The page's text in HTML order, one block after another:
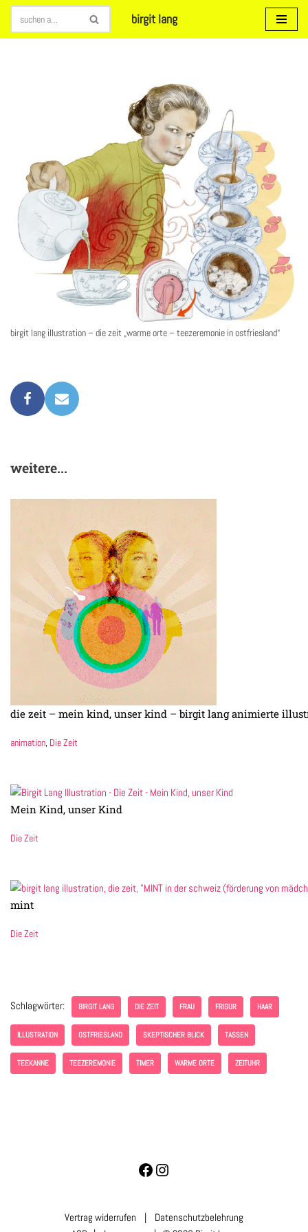
Zum
birgit lang
birgit lang illustration – die zeit „warme orte – teezeremonie in ostfriesland“
weitere...
die zeit – mein kind, unser kind – birgit lang animierte
animation, Die Zeit
Mein Kind, unser Kind
Die Zeit
mint
Die Zeit
Schlagwörter: BIRGIT LANG DIE ZEIT FRAU FRISUR HAAR
ILLUSTRATION OSTFRIESLAND SKEPTISCHER BLICK TASSEN
TEEKANNE TEEZEREMONIE TIMER WARME ORTE ZEITUHR
Vertrag widerrufen | Datenschutzbelehrung